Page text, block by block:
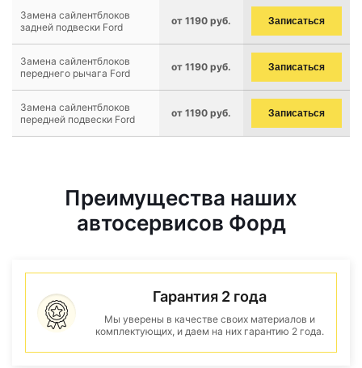
Замена сайлентблоков
задней подвески Ford
от 1190 руб. Записаться
Замена сайлентблоков
переднего рычага Ford
от 1190 руб. Записаться
Замена сайлентблоков
передней подвески Ford
от 1190 руб. Записаться
Преимущества наших
автосервисов Форд
Гарантия 2 года
Мы уверены в качестве своих материалов и
комплектующих, и даем на них гарантию 2 года.